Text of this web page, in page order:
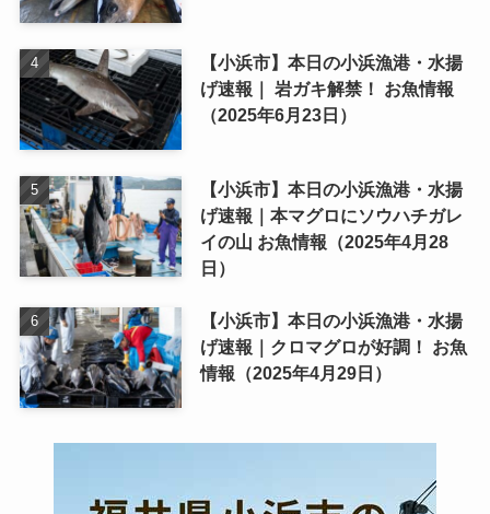
【小浜市】本日の小浜漁港・水揚
げ速報｜ 岩ガキ解禁！ お魚情報
（2025年6月23日）
【小浜市】本日の小浜漁港・水揚
げ速報｜本マグロにソウハチガレ
イの山 お魚情報（2025年4月28
日）
【小浜市】本日の小浜漁港・水揚
げ速報｜クロマグロが好調！ お魚
情報（2025年4月29日）